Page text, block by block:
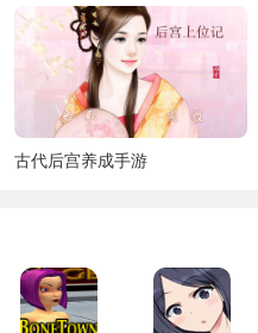
古代后宫养成手游